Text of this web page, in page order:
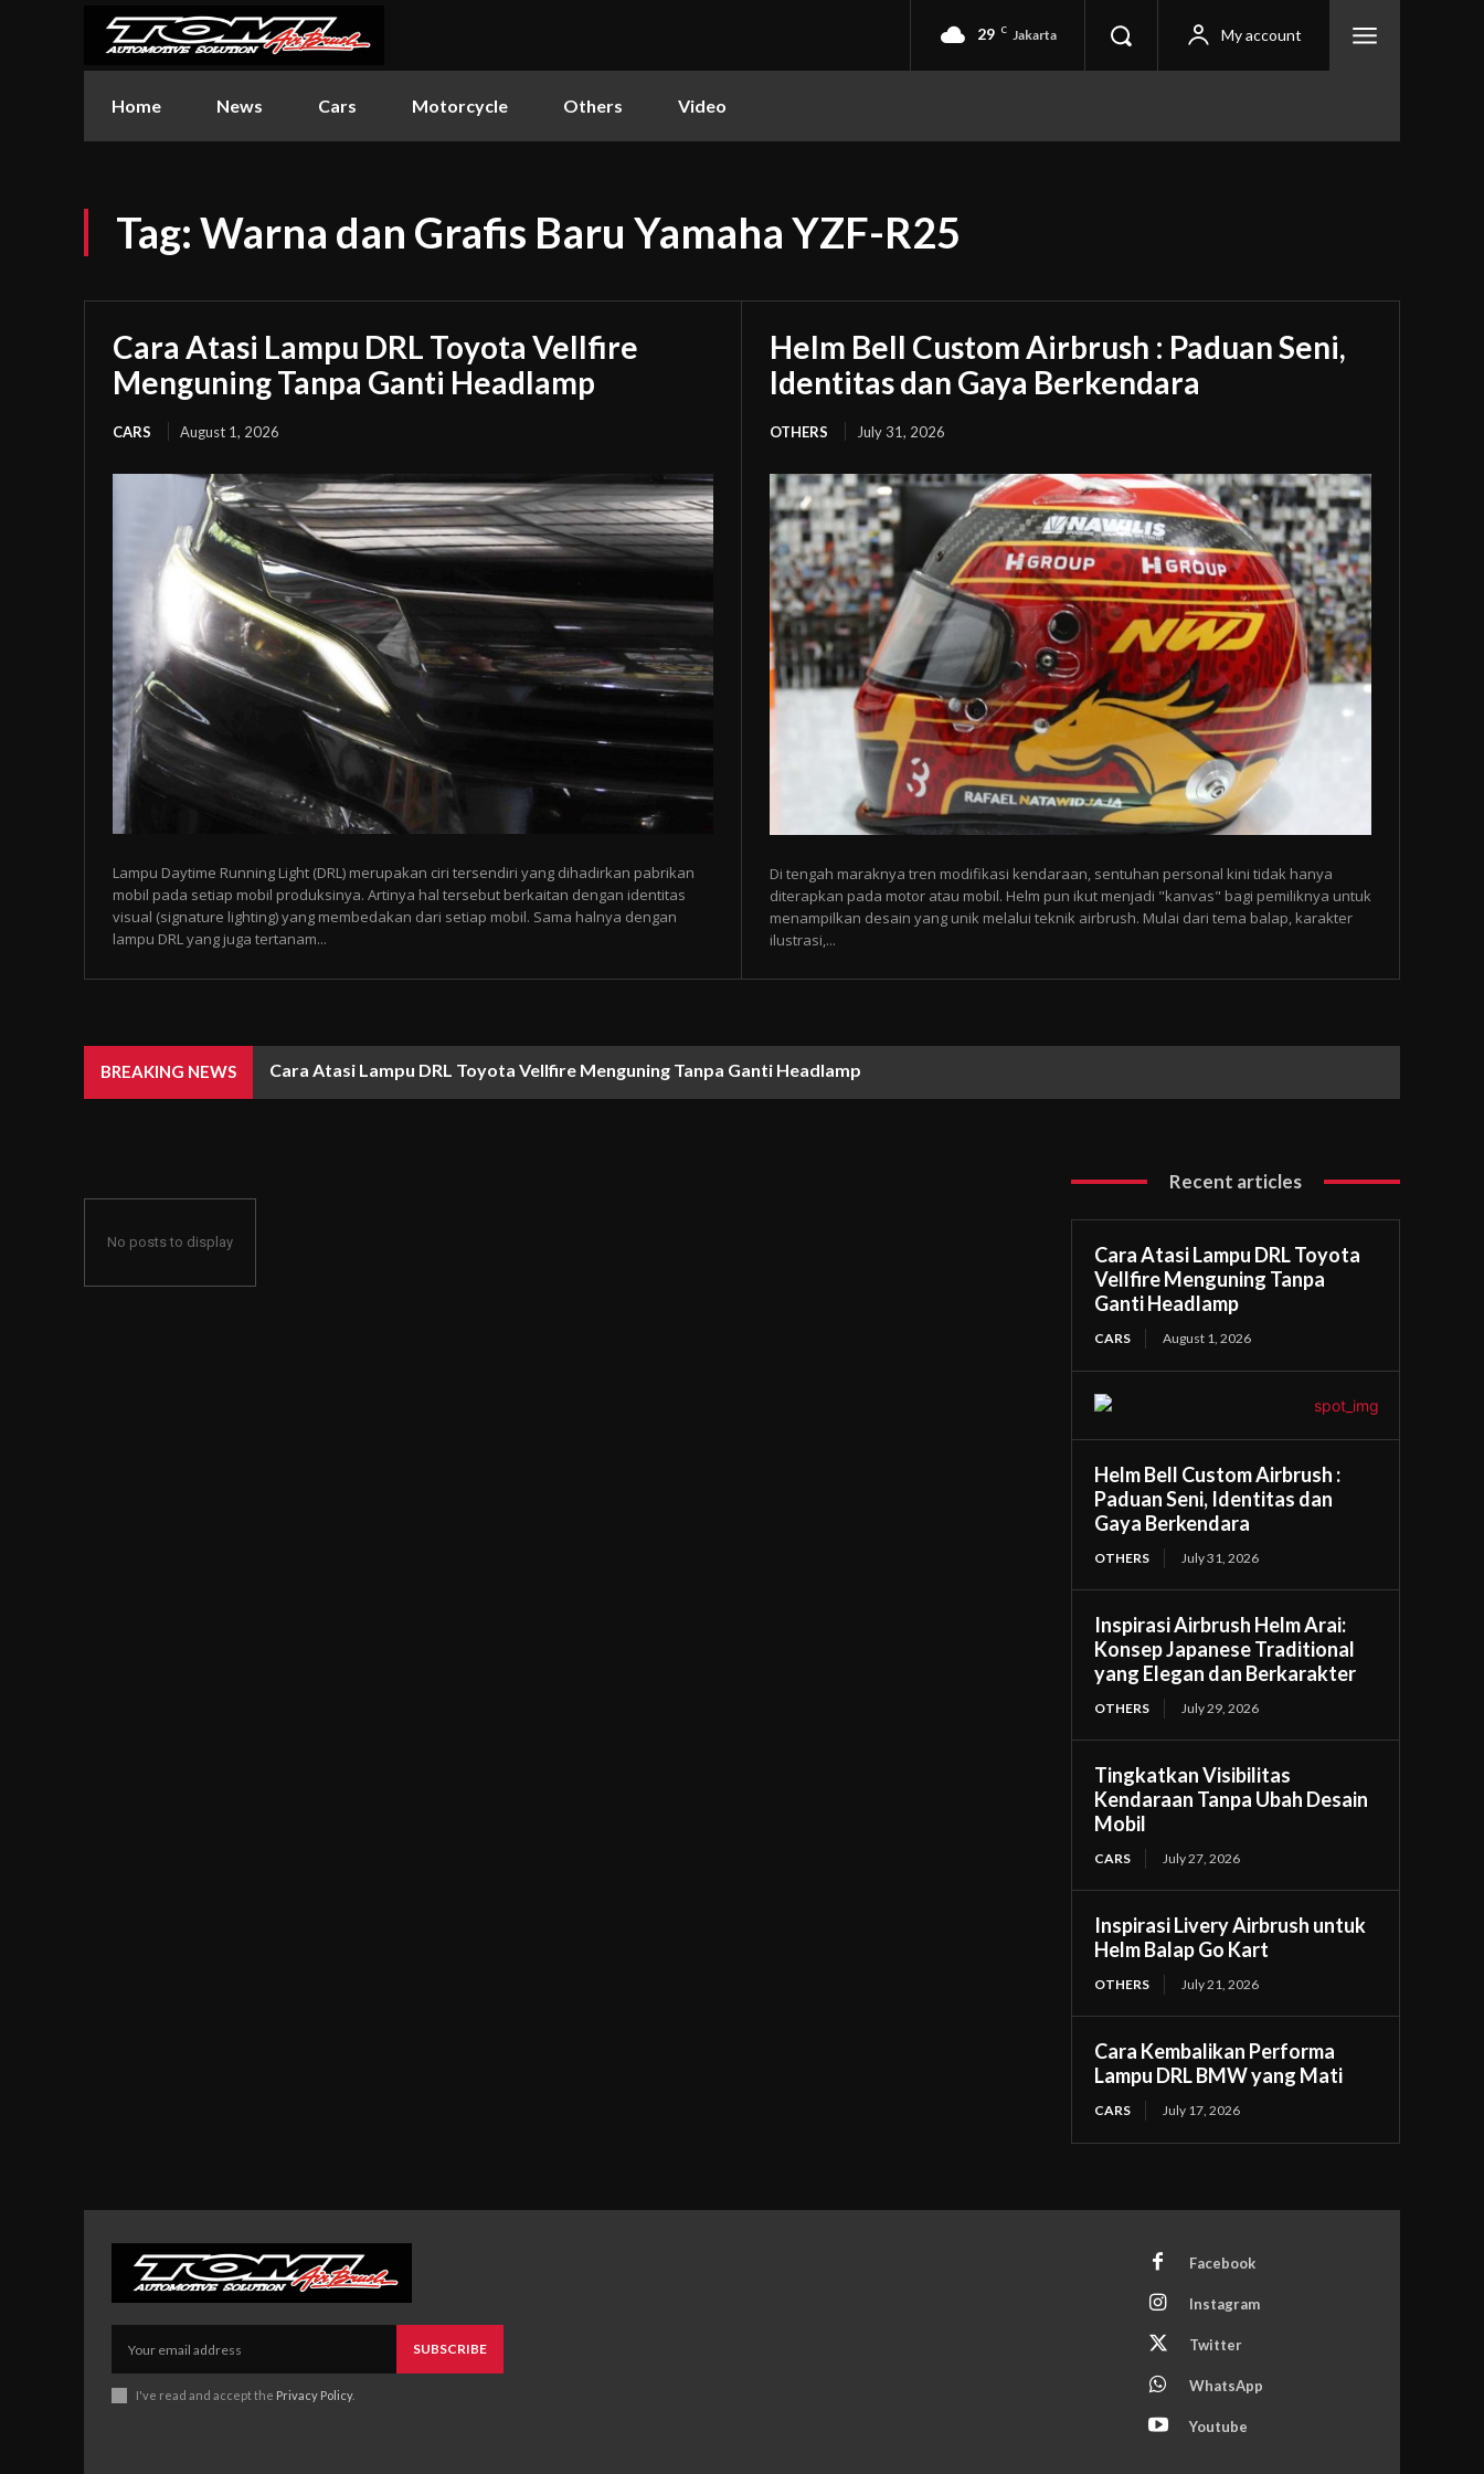
29 C Jakarta My account
Home News Cars Motorcycle Others Video
Tag:Warna dan Grafis Baru Yamaha YZF-R25
Cara Atasi Lampu DRL Toyota Vellfire
Menguning Tanpa Ganti Headlamp
CARS August 1, 2026
Lampu Daytime Running Light (DRL) merupakan ciri tersendiri yang dihadirkan pabrikan
mobil pada setiap mobil produksinya. Artinya hal tersebut berkaitan dengan identitas
visual (signature lighting) yang membedakan dari setiap mobil. Sama halnya dengan
lampu DRL yang juga tertanam...
Helm Bell Custom Airbrush : Paduan Seni,
Identitas dan Gaya Berkendara
OTHERS July 31, 2026
Di tengah maraknya tren modifikasi kendaraan, sentuhan personal kini tidak hanya
diterapkan pada motor atau mobil. Helm pun ikut menjadi "kanvas" bagi pemiliknya untuk
menampilkan desain yang unik melalui teknik airbrush. Mulai dari tema balap, karakter
ilustrasi,...
BREAKING NEWS Cara Atasi Lampu DRL Toyota Vellfire Menguning Tanpa Ganti Headlamp
No posts to display
Recent articles
Cara Atasi Lampu DRL Toyota
Vellfire Menguning Tanpa
Ganti Headlamp
CARS August 1, 2026
Helm Bell Custom Airbrush :
Paduan Seni, Identitas dan
Gaya Berkendara
OTHERS July 31, 2026
Inspirasi Airbrush Helm Arai:
Konsep Japanese Traditional
yang Elegan dan Berkarakter
OTHERS July 29, 2026
Tingkatkan Visibilitas
Kendaraan Tanpa Ubah Desain
Mobil
CARS July 27, 2026
Inspirasi Livery Airbrush untuk
Helm Balap Go Kart
OTHERS July 21, 2026
Cara Kembalikan Performa
Lampu DRL BMW yang Mati
CARS July 17, 2026
SUBSCRIBE
I've read and accept the Privacy Policy.
Facebook
Instagram
Twitter
WhatsApp
Youtube